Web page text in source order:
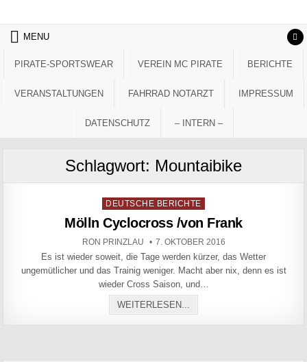
MENU
PIRATE-SPORTSWEAR VEREIN MC PIRATE BERICHTE
VERANSTALTUNGEN FAHRRAD NOTARZT IMPRESSUM
DATENSCHUTZ – INTERN –
Schlagwort: Mountaibike
Posted in
DEUTSCHE BERICHTE
Mölln Cyclocross /von Frank
AUTHOR:
RON PRINZLAU PUBLISHED DATE:
7. OKTOBER 2016
Es ist wieder soweit, die Tage werden kürzer, das Wetter
ungemütlicher und das Trainig weniger. Macht aber nix, denn es ist
wieder Cross Saison, und…
WEITERLESEN...